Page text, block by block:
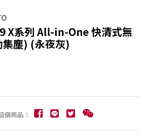
X系列 All-in-One 快清式無
塵) (永夜灰)
個商品：